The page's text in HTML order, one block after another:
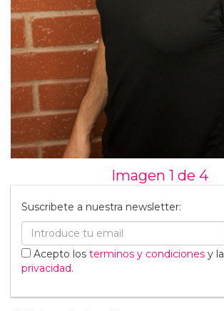
Imagen 1 de 4
Suscribete a nuestra newsletter:
Acepto los terminos y condiciones y la
privacidad.